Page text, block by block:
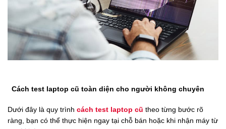
Cách test laptop cũ toàn diện cho người không chuyên
Dưới đây là quy trình cách test laptop cũ theo từng bước rõ
ràng, bạn có thể thực hiện ngay tại chỗ bán hoặc khi nhận máy từ